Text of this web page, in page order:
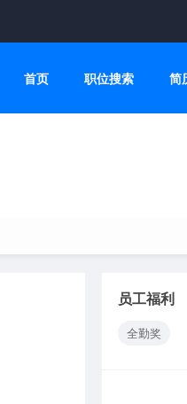
首页 职位搜索 简
员工福利
全勤奖